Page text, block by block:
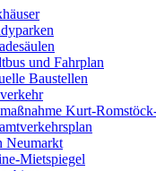
und Fahrplan
Baustellen
Kurt-
Neumarkt
Mietspiegel